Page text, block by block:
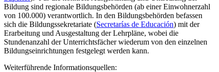
Bildung sind regionale Bildungsbehörden (ab einer Einwohnerzahl
von 100.000) verantwortlich. In den Bildungsbehörden befassen
sich die Bildungssekretariate (Secretarías de Educación) mit der
Erarbeitung und Ausgestaltung der Lehrpläne, wobei die
Stundenanzahl der Unterrichtsfächer wiederum von den einzelnen
Bildungseinrichtungen festgelegt werden kann.
Weiterführende Informationsquellen: